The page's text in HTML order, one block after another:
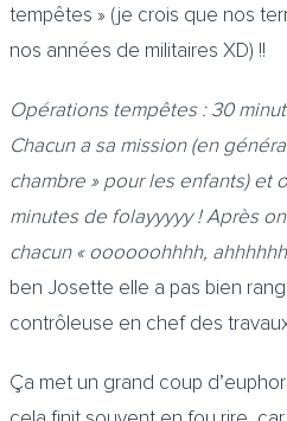
tempêtes » (je crois que nos
nos années de militaires XD) !!
Opérations tempêtes : 30
Chacun a sa mission (en
chambre » pour les enfants) et
minutes de folayyyyy ! Après
chacun « oooooohhhh,
ben Josette elle a pas bien
contrôleuse en chef des travaux
Ça met un grand coup